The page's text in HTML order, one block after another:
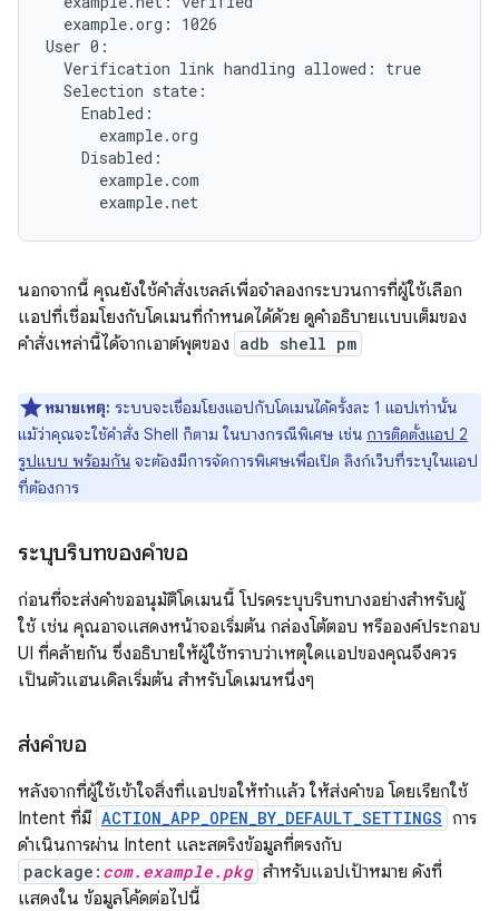
  example.org: 1026
User 0:
  Verification link handling allowed: true
  Selection state:
    Enabled:
      example.org
    Disabled:
      example.com
นอกจากนี้ คุณยังใช้คำสั่งเชลล์เพื่อจำลองกระบวนการที่ผู้ใช้เลือก
แอปที่เชื่อมโยงกับโดเมนที่กำหนดได้ด้วย ดูคำอธิบายแบบเต็มของ
คำสั่งเหล่านี้ได้จากเอาต์พุตของ adb shell pm
หมายเหตุ: ระบบจะเชื่อมโยงแอปกับโดเมนได้ครั้งละ 1 แอปเท่านั้น
แม้ว่าคุณจะใช้คำสั่ง Shell ก็ตาม ในบางกรณีพิเศษ เช่น การติดตั้งแอป 2
รูปแบบ พร้อมกัน จะต้องมีการจัดการพิเศษเพื่อเปิด ลิงก์เว็บที่ระบุในแอป
ที่ต้องการ
ระบุบริบทของคำขอ
ก่อนที่จะส่งคำขออนุมัติโดเมนนี้ โปรดระบุบริบทบางอย่างสำหรับผู้
ใช้ เช่น คุณอาจแสดงหน้าจอเริ่มต้น กล่องโต้ตอบ หรือองค์ประกอบ
UI ที่คล้ายกัน ซึ่งอธิบายให้ผู้ใช้ทราบว่าเหตุใดแอปของคุณจึงควร
เป็นตัวแฮนเดิลเริ่มต้น สำหรับโดเมนหนึ่งๆ
ส่งคำขอ
หลังจากที่ผู้ใช้เข้าใจสิ่งที่แอปขอให้ทำแล้ว ให้ส่งคำขอ โดยเรียกใช้
Intent ที่มี ACTION_APP_OPEN_BY_DEFAULT_SETTINGS การ
ดำเนินการผ่าน Intent และสตริงข้อมูลที่ตรงกับ
package: com.example.pkg สำหรับแอปเป้าหมาย ดังที่
แสดงใน ข้อมูลโค้ดต่อไปนี้